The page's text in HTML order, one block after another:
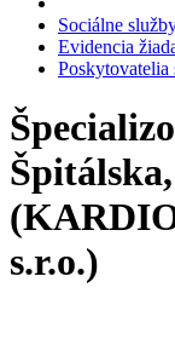
Sociálne
Evidencia
Poskytovatelia
s.r.o.)